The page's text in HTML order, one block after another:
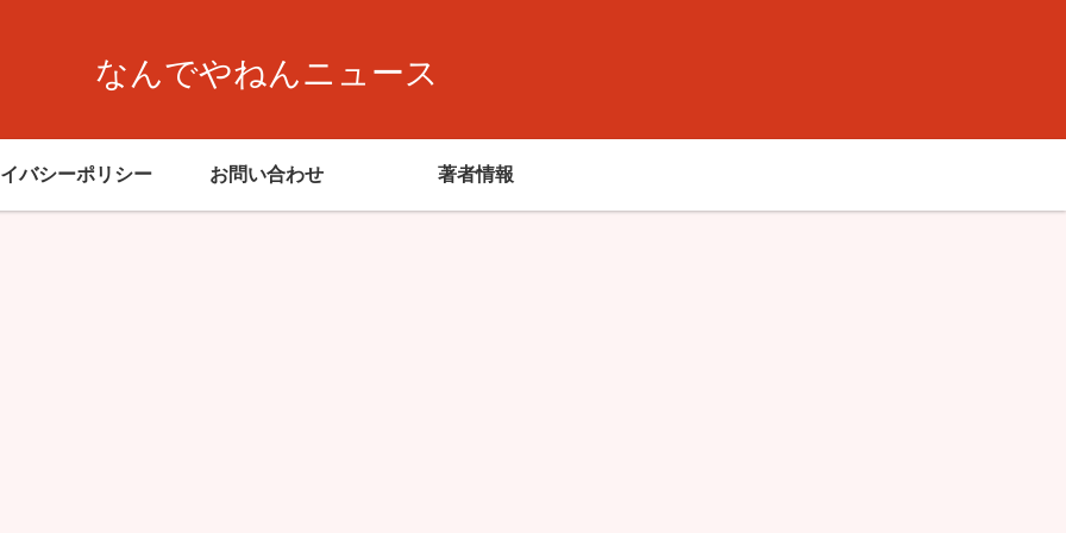
なんでやねんニュース
バシーポリシー お問い合わせ 著者情報